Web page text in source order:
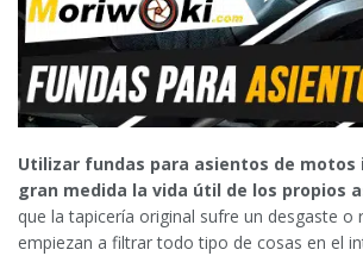
Utilizar fundas para asientos de motos
gran medida la vida útil de los propios
que la tapicería original sufre un desgaste o
empiezan a filtrar todo tipo de cosas en el